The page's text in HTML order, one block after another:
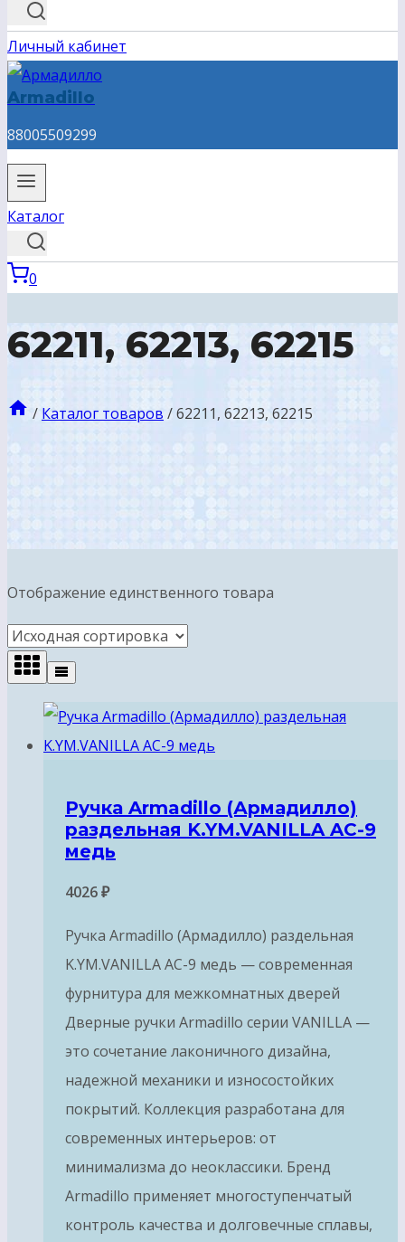
Личный кабинет
Armadillo
88005509299
Каталог
0
62211, 62213, 62215
/ Каталог товаров /62211, 62213, 62215
Отображение единственного товара
Ручка Armadillo (Армадилло)
раздельная K.YM.VANILLA AC-9
медь
4026₽
Ручка Armadillo (Армадилло) раздельная
K.YM.VANILLA AC-9 медь — современная
фурнитура для межкомнатных дверей
Дверные ручки Armadillo серии VANILLA —
это сочетание лаконичного дизайна,
надежной механики и износостойких
покрытий. Коллекция разработана для
современных интерьеров: от
минимализма до неоклассики. Бренд
Armadillo применяет многоступенчатый
контроль качества и долговечные сплавы,